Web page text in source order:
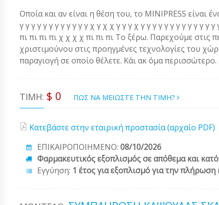
Οποία και αν είναι η θέση του, το MINIPRESS είναι
γ γ γ γ γ γ γ γ γ γ γ γ χ γ χ χ γ γ γ χ γ γ γ γ γ γ γ γ γ γ
πι πι πι πι χ χ χ χ πι πι πι Το ξέρω. Παρεχούμε στις
χριστιμούνου στις προηγμένες τεχνολογίες του
παραγιογή σε οποίο θέλετε. Κάι ακ όμα περισσώτερο.
ΤΙΜΉ: $ 0 ΠΩΣ ΝΑ ΜΕΙΩΣΤΕ ΤΗΝ ΤΙΜΗ?
Κατεβάστε στην εταιρική προστασία (αρχαίο PDF)
ΕΠΙΚΑΙΡΟΠΟΙΗΜΕΝΟ: 08/10/2026
Φαρμακευτικός εξοπλισμός σε απόθεμα και
Εγγύηση: 1 έτος για εξοπλισμό για την